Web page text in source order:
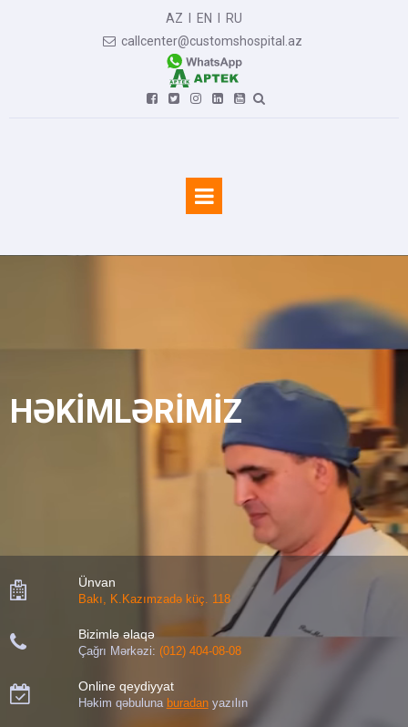
AZ EN RU
 callcenter@customshospital.az
     
HƏKİMLƏRİMİZ
 Ünvan
Bakı, K.Kazımzadə küç. 118
 Bizimlə əlaqə
Çağrı Mərkəzi: (012) 404-08-08
 Online qeydiyyat
Həkim qəbuluna buradanyazılın